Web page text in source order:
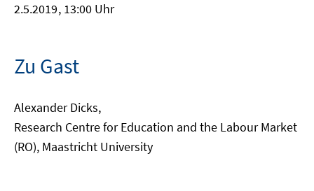
2.5.2019, 13:00 Uhr
Zu Gast
Alexander Dicks,
Research Centre for Education and the Labour Market
(RO), Maastricht University